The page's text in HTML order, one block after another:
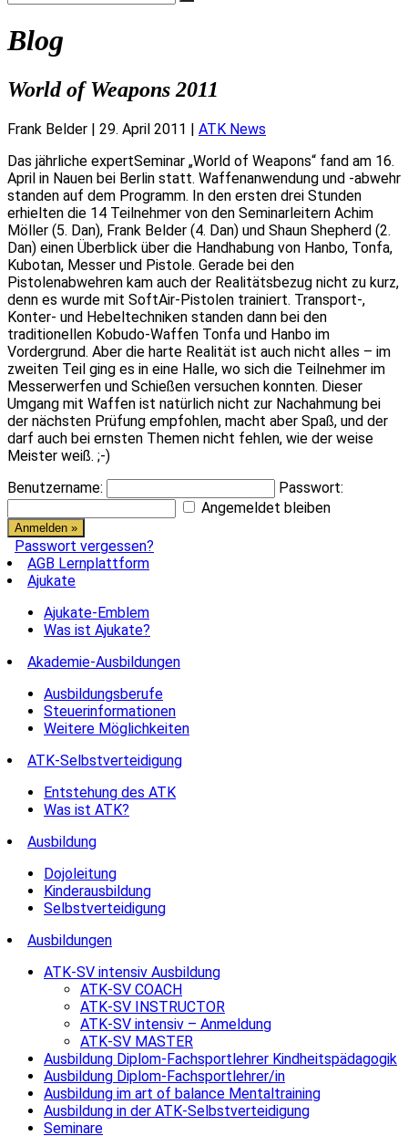
Blog
World of Weapons 2011
Frank Belder | 29. April 2011 | ATK News
Das jährliche expertSeminar „World of Weapons“ fand am 16.
April in Nauen bei Berlin statt. Waffenanwendung und -abwehr
standen auf dem Programm. In den ersten drei Stunden
erhielten die 14 Teilnehmer von den Seminarleitern Achim
Möller (5. Dan), Frank Belder (4. Dan) und Shaun Shepherd (2.
Dan) einen Überblick über die Handhabung von Hanbo, Tonfa,
Kubotan, Messer und Pistole. Gerade bei den
Pistolenabwehren kam auch der Realitätsbezug nicht zu kurz,
denn es wurde mit SoftAir-Pistolen trainiert. Transport-,
Konter- und Hebeltechniken standen dann bei den
traditionellen Kobudo-Waffen Tonfa und Hanbo im
Vordergrund. Aber die harte Realität ist auch nicht alles – im
zweiten Teil ging es in eine Halle, wo sich die Teilnehmer im
Messerwerfen und Schießen versuchen konnten. Dieser
Umgang mit Waffen ist natürlich nicht zur Nachahmung bei
der nächsten Prüfung empfohlen, macht aber Spaß, und der
darf auch bei ernsten Themen nicht fehlen, wie der weise
Meister weiß. ;-)
Benutzername:
Passwort:
Angemeldet bleiben
Passwort vergessen?
AGB Lernplattform
Ajukate
Ajukate-Emblem
Was ist Ajukate?
Akademie-Ausbildungen
Ausbildungsberufe
Steuerinformationen
Weitere Möglichkeiten
ATK-Selbstverteidigung
Entstehung des ATK
Was ist ATK?
Ausbildung
Dojoleitung
Kinderausbildung
Selbstverteidigung
Ausbildungen
ATK-SV intensiv Ausbildung
ATK-SV COACH
ATK-SV INSTRUCTOR
ATK-SV intensiv – Anmeldung
ATK-SV MASTER
Ausbildung Diplom-Fachsportlehrer Kindheitspädagogik
Ausbildung Diplom-Fachsportlehrer/in
Ausbildung im art of balance Mentaltraining
Ausbildung in der ATK-Selbstverteidigung
Seminare